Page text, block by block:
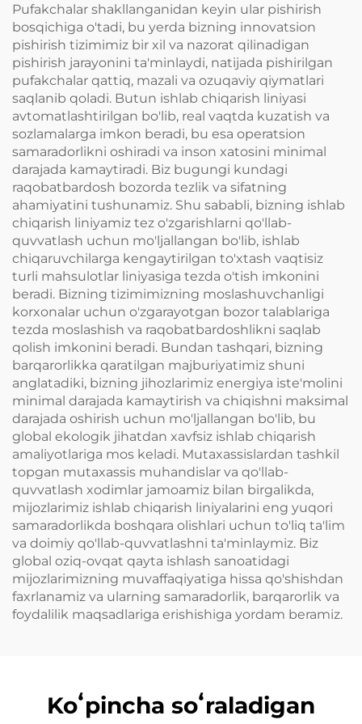
Pufakchalar shakllanganidan keyin ular pishirish
bosqichiga o'tadi, bu yerda bizning innovatsion
pishirish tizimimiz bir xil va nazorat qilinadigan
pishirish jarayonini ta'minlaydi, natijada pishirilgan
pufakchalar qattiq, mazali va ozuqaviy qiymatlari
saqlanib qoladi. Butun ishlab chiqarish liniyasi
avtomatlashtirilgan bo'lib, real vaqtda kuzatish va
sozlamalarga imkon beradi, bu esa operatsion
samaradorlikni oshiradi va inson xatosini minimal
darajada kamaytiradi. Biz bugungi kundagi
raqobatbardosh bozorda tezlik va sifatning
ahamiyatini tushunamiz. Shu sababli, bizning ishlab
chiqarish liniyamiz tez o'zgarishlarni qo'llab-
quvvatlash uchun mo'ljallangan bo'lib, ishlab
chiqaruvchilarga kengaytirilgan to'xtash vaqtisiz
turli mahsulotlar liniyasiga tezda o'tish imkonini
beradi. Bizning tizimimizning moslashuvchanligi
korxonalar uchun o'zgarayotgan bozor talablariga
tezda moslashish va raqobatbardoshlikni saqlab
qolish imkonini beradi. Bundan tashqari, bizning
barqarorlikka qaratilgan majburiyatimiz shuni
anglatadiki, bizning jihozlarimiz energiya iste'molini
minimal darajada kamaytirish va chiqishni maksimal
darajada oshirish uchun mo'ljallangan bo'lib, bu
global ekologik jihatdan xavfsiz ishlab chiqarish
amaliyotlariga mos keladi. Mutaxassislardan tashkil
topgan mutaxassis muhandislar va qo'llab-
quvvatlash xodimlar jamoamiz bilan birgalikda,
mijozlarimiz ishlab chiqarish liniyalarini eng yuqori
samaradorlikda boshqara olishlari uchun to'liq ta'lim
va doimiy qo'llab-quvvatlashni ta'minlaymiz. Biz
global oziq-ovqat qayta ishlash sanoatidagi
mijozlarimizning muvaffaqiyatiga hissa qo'shishdan
faxrlanamiz va ularning samaradorlik, barqarorlik va
foydalilik maqsadlariga erishishiga yordam beramiz.
Koʻpincha soʻraladigan